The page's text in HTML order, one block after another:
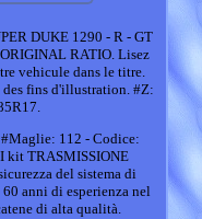
DUKE 1290 - R - GT
RATIO. Lisez
vehicule dans le titre.
fins d'illustration. #Z:
112 - Codice:
kit TRASMISSIONE
del sistema di
anni di esperienza nel
di alta qualità.